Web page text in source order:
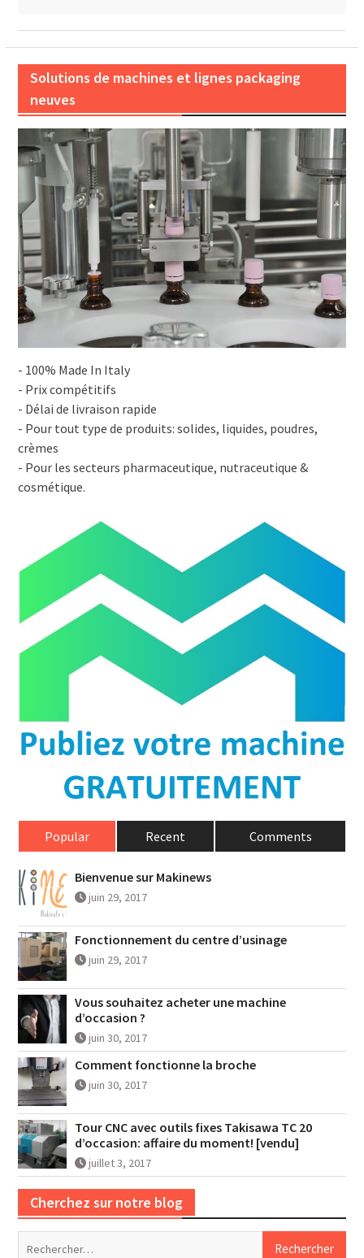
Solutions de machines et lignes packaging
neuves
- 100% Made In Italy
- Prix compétitifs
- Délai de livraison rapide
- Pour tout type de produits: solides, liquides, poudres,
crèmes
- Pour les secteurs pharmaceutique, nutraceutique &
cosmétique.
Popular Recent Comments
Bienvenue sur Makinews
juin 29, 2017
Fonctionnement du centre d’usinage
juin 29, 2017
Vous souhaitez acheter une machine
d’occasion ?
juin 30, 2017
Comment fonctionne la broche
juin 30, 2017
Tour CNC avec outils fixes Takisawa TC 20
d’occasion: affaire du moment! [vendu]
juillet 3, 2017
Cherchez sur notre blog